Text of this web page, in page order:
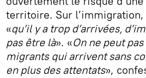
territoire. Sur
«qu’il y a trop d’arrivées,
pas être là». «On ne peut
migrants qui arrivent sans
en plus des attentats»,